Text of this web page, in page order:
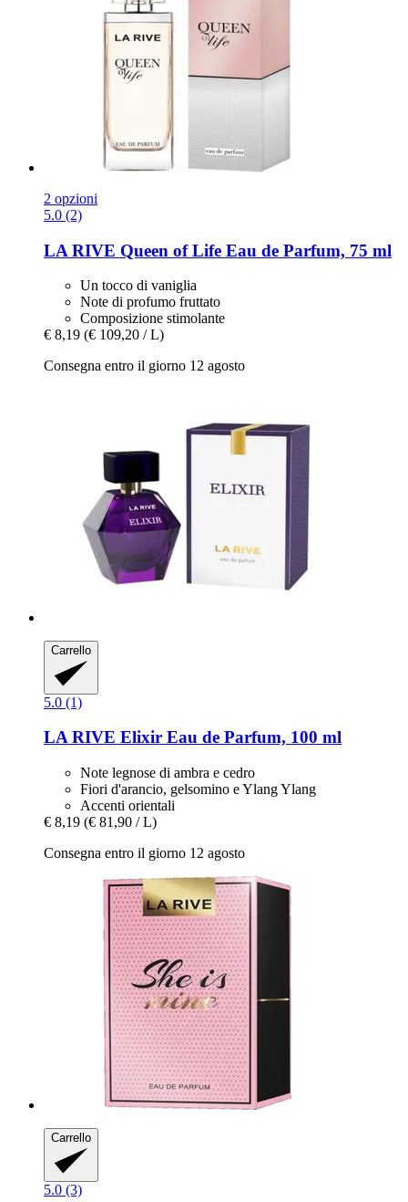
2 opzioni
5.0 (2)
LA RIVE Queen of Life Eau de Parfum, 75 ml
Un tocco di vaniglia
Note di profumo fruttato
Composizione stimolante
€ 8,19 (€ 109,20 / L)
Consegna entro il giorno 12 agosto
Carrello
5.0 (1)
LA RIVE Elixir Eau de Parfum, 100 ml
Note legnose di ambra e cedro
Fiori d'arancio, gelsomino e Ylang Ylang
Accenti orientali
€ 8,19 (€ 81,90 / L)
Consegna entro il giorno 12 agosto
Carrello
5.0 (3)